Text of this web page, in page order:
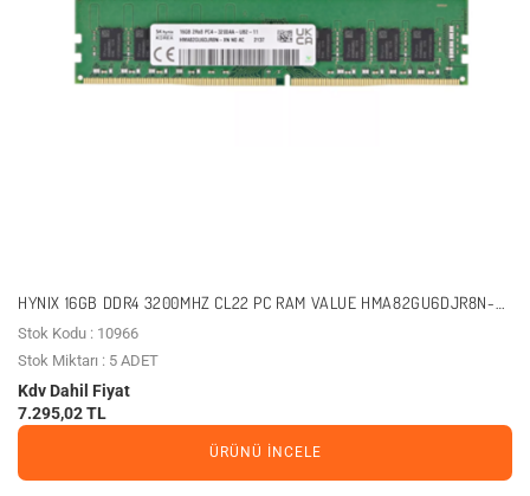
HYNIX 16GB DDR4 3200MHZ CL22 PC RAM VALUE HMA82GU6DJR8N-
XN
Stok Kodu : 10966
Stok Miktarı : 5 ADET
Kdv Dahil Fiyat
7.295,02 TL
ÜRÜNÜ İNCELE